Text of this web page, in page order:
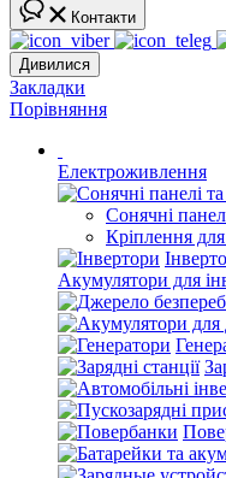
Контакти
Дивилися
Закладки
Порівняння
Електроживлення
Сонячні
Кріплення
Акумулятори для